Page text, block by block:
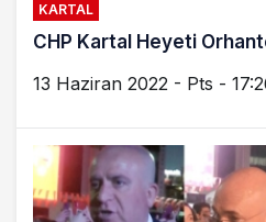
KARTAL
CHP Kartal Heyeti
13 Haziran 2022 - Pts -